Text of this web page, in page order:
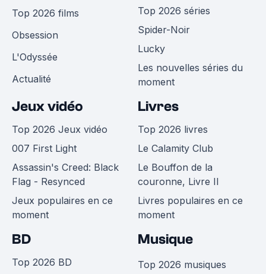
Top 2026 films
Obsession
L'Odyssée
Actualité
Top 2026 séries
Spider-Noir
Lucky
Les nouvelles séries du
moment
Jeux vidéo
Top 2026 Jeux vidéo
007 First Light
Assassin's Creed: Black
Flag - Resynced
Jeux populaires en ce
moment
Livres
Top 2026 livres
Le Calamity Club
Le Bouffon de la
couronne, Livre II
Livres populaires en ce
moment
BD
Top 2026 BD
Musique
Top 2026 musiques